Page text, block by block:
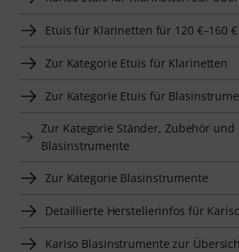
Etuis für Klarinetten für 120 €–160
Zur Kategorie Etuis für Klarinetten
Zur Kategorie Etuis für
Zur Kategorie Ständer, Zubehör
Blasinstrumente
Zur Kategorie Blasinstrumente
Detaillierte Herstellerinfos für
Kariso Blasinstrumente zur